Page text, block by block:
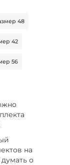
48
42
56
на
о